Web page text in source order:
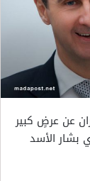
عن عرضٍ كبير
بشار الأسد